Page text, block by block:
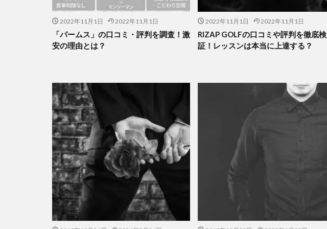
2022年11月1日 2022年11月1日
「パームス」の口コミ・評判を調査！激
安の理由とは？
2022年11月1日 2022年11月1日
RIZAP GOLFの口コミや評判を徹底検
証！レッスンは本当に上達する？